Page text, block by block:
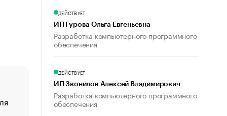
«От спорта тело стареет иначе». Как живет глава
создавшей GTA
ДЕЙСТВУЕТ
ИП Гурова Ольга Евгеньевна
Разработка компьютерного программного
обеспечения
ДЕЙСТВУЕТ
ИП Звонилов Алексей Владимирович
Разработка компьютерного программного
обеспечения